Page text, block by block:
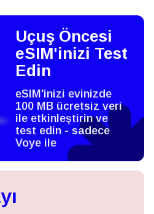
Uçuş Öncesi
eSIM'inizi Test
Edin
eSIM'inizi evinizde
100 MB ücretsiz veri
ile etkinleştirin ve
test edin - sadece
Voye ile